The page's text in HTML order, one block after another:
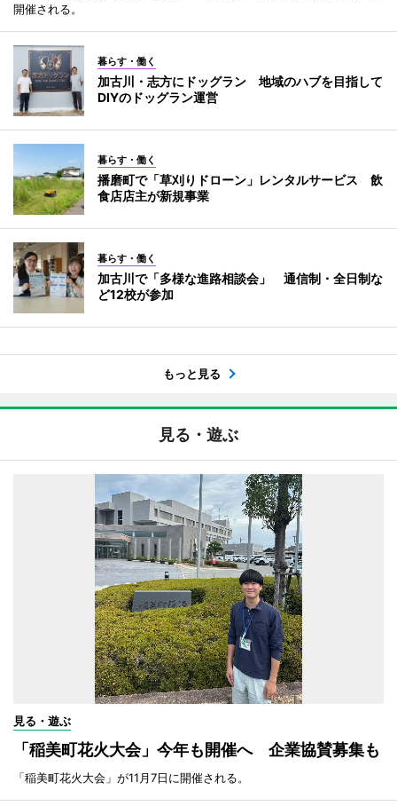
開催される。
暮らす・働く
加古川・志方にドッグラン 地域のハブを目指して
DIYのドッグラン運営
暮らす・働く
播磨町で「草刈りドローン」レンタルサービス 飲
食店店主が新規事業
暮らす・働く
加古川で「多様な進路相談会」 通信制・全日制な
ど12校が参加
もっと見る
見る・遊ぶ
見る・遊ぶ
「稲美町花火大会」今年も開催へ 企業協賛募集も
「稲美町花火大会」が11月7日に開催される。